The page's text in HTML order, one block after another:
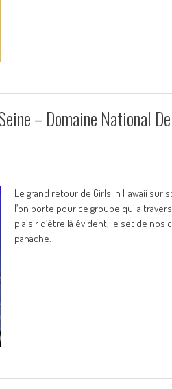
– Domaine National
Le grand retour de Girls In Hawaii sur
l’on porte pour ce groupe qui a
plaisir d’être là évident, le set de nos
panache.